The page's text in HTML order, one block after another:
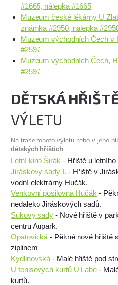
#1665, nálepka #1665
Muzeum české lékárny U
známka #2950, nálepka
Muzeum východních Čech v
#2597
Muzeum východních Čech,
#2597
DĚTSKÁ HŘIŠTĚ
VÝLETU
Na trase tohoto výletu nebo v jeho
dětských hřištích:
Letní kino Širák - Hřiště u
Jiráskovy sady I. - Hřiště v
vodní elektrárny Hučák.
Venkovní posilovna Hučák -
nedaleko Jiráskových sadů.
Sukovy sady - Nové hřiště v
centru Aupark.
Opatovická - Pěkné nové hřiště
ziplinem
Kydlinovská - Malé hřiště pod
U tenisových kurtů U Labe -
kurtů.